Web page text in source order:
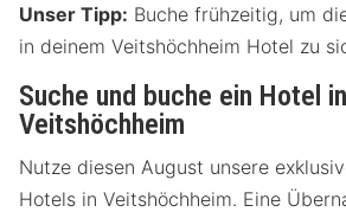
Unser Tipp: Buche frühzeitig, um
in deinem Veitshöchheim Hotel zu
Suche und buche ein Hotel in
Veitshöchheim
Nutze diesen August unsere
Hotels in Veitshöchheim. Eine